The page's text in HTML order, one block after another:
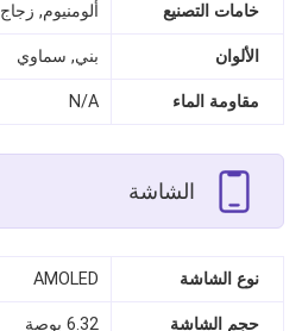
خامات التصنيع ألومنيوم, زجاج
الألوان بني, سماوي
مقاومة الماء N/A
الشاشة
نوع الشاشة AMOLED
حجم الشاشة 6.32 بوصة